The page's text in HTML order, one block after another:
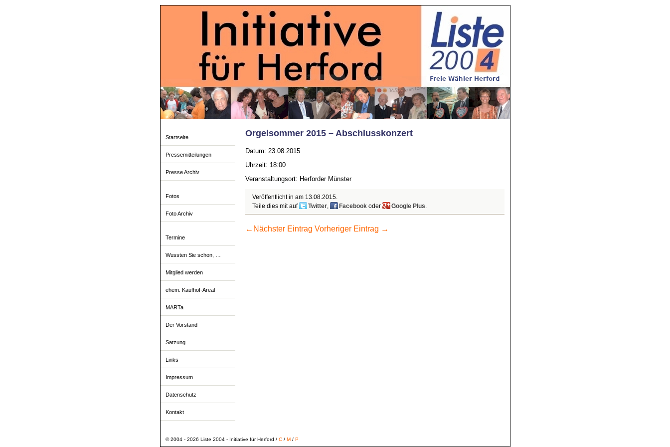
Startseite
Pressemitteilungen
Presse Archiv
Fotos
Foto Archiv
Termine
Wussten Sie schon, …
Mitglied werden
ehem. Kaufhof-Areal
MARTa
Der Vorstand
Satzung
Links
Impressum
Datenschutz
Kontakt
Orgelsommer 2015 – Abschlusskonzert
Datum: 23.08.2015
Uhrzeit: 18:00
Veranstaltungsort: Herforder Münster
Veröffentlicht in am 13.08.2015.
Teile dies mit auf
Twitter, Facebookoder Google Plus
← Nächster Eintrag Vorheriger Eintrag →
© 2004 - 2026 Liste 2004 - Initiative für Herford / C/ M/ P